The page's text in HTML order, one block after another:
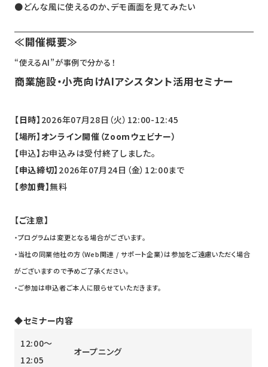
●どんな風に使えるのか、デモ画面を見てみたい
≪開催概要≫
“使えるAI”が事例で分かる！
商業施設・小売向けAIアシスタント活用セミナー
【日時】 2026年07月28日（火）12:00-12:45
【場所】オンライン開催（Zoomウェビナー）
【申込】お申込みは受付終了しました。
【申込締切】 2026年07月24日（金）12:00まで
【参加費】無料
【ご注意】
・プログラムは変更となる場合がございます。
・当社の同業他社の方（Web関連 / サポート企業）は参加をご遠慮いただく場合
がございますので予めご了承ください。
・ご参加は申込者ご本人に限らせていただきます。
◆セミナー内容
12:00～
12:05
オープニング